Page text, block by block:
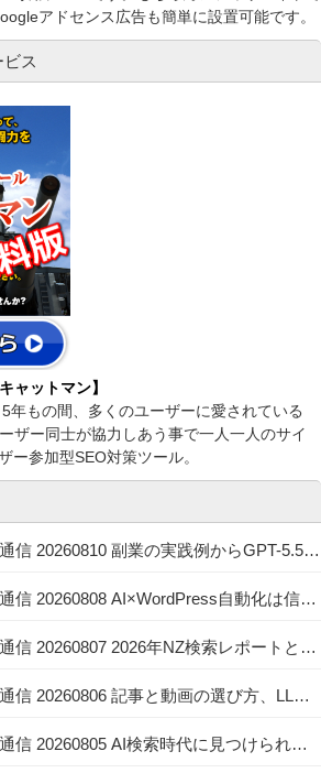
アドセンス広告も簡単に設置可能です。
ス
ャットマン】
年もの間、多くのユーザーに愛されている
ザー同士が協力しあう事で一人一人のサイ
ー参加型SEO対策ツール。
ユーザーサポート通信 20260810 副業の実践例からGPT-5.5、画像圧縮まで個人運営を助ける工夫
ユーザーサポート通信 20260808 AI×WordPress自動化は信頼につながる？効率と読者目線の分かれ道
ユーザーサポート通信 20260807 2026年NZ検索レポートとRankMath AI Link Genius、変わるサイト運営
ユーザーサポート通信 20260806 記事と動画の選び方、LLMO・GEOで忘れない読者ファースト
ユーザーサポート通信 20260805 AI検索時代に見つけられる店舗情報と記事の整え方、生かし方